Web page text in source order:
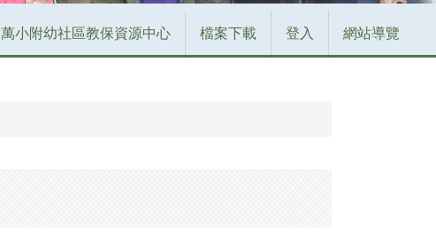
萬小附幼社區教保資源中心 檔案下載 登入 網站導覽